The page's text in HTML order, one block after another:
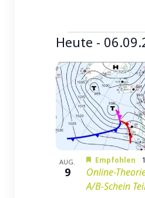
Heute -
auswählen.
List
of
in
Photo
View
AUG.
9
Online-
A/B-Schein
Empfohlen